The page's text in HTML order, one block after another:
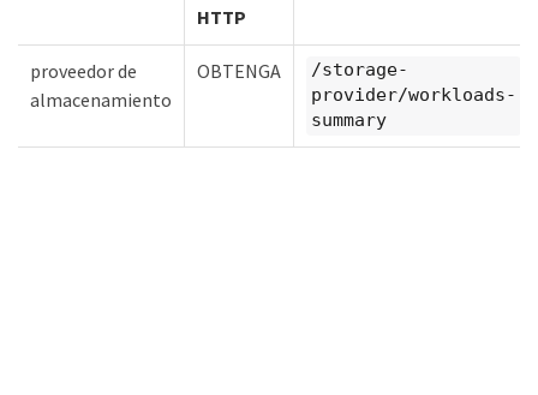
HTTP
proveedor de
almacenamiento
OBTENGA
/storage-
provider/workloads-
summary